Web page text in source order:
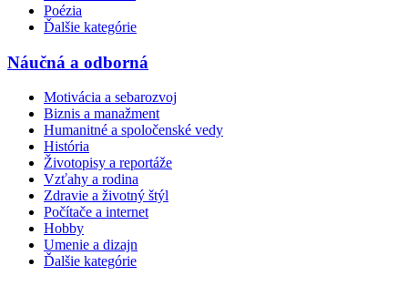
Poézia
Ďalšie kategórie
Náučná a odborná
Motivácia a sebarozvoj
Biznis a manažment
Humanitné a spoločenské vedy
História
Životopisy a reportáže
Vzťahy a rodina
Zdravie a životný štýl
Počítače a internet
Hobby
Umenie a dizajn
Ďalšie kategórie